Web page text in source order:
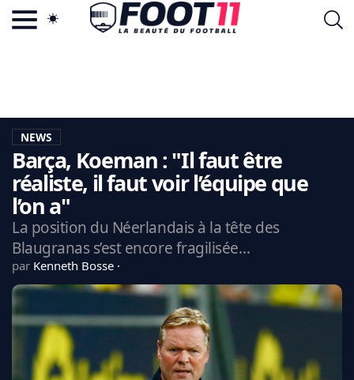
LA CHARTE
VIE PRIVÉE
CGU
CONTACTEZ-NOUS
MERCATO
EDF
PSG
LIGUE 1
REAL MADRID
FC BARCELONE
NEWS
Barça, Koeman : "Il faut être
réaliste, il faut voir l’équipe que
l’on a"
La position du Néerlandais à la tête des
Blaugranas s’est encore fragilisée…
par Kenneth Bosse